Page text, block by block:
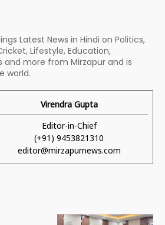
Latest News in Hindi on Politics,
Lifestyle, Education,
and more from Mirzapur and is
world.
Virendra Gupta
Editor-in-Chief
(+91) 9453821310
editor@mirzapurnews.com